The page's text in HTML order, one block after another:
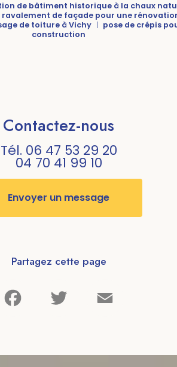
de bâtiment historique à la chaux
ravalement de façade pour une
de toiture à Vichy | pose de crépis
construction
Contactez-nous
Tél. 06 47 53 29 20
04 70 41 99 10
Envoyer un message
Partagez cette page